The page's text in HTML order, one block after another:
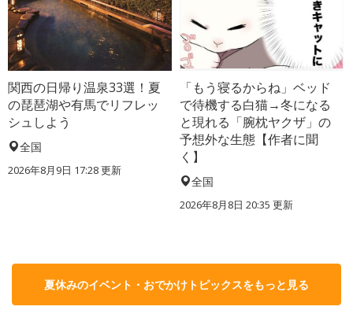
関西の日帰り温泉33選！夏
の琵琶湖や有馬でリフレッ
シュしよう
全国
2026年8月9日 17:28更新
「もう寝るからね」ベッド
で待機する白猫→冬になる
と現れる「腕枕ヤクザ」の
予想外な生態【作者に聞
く】
全国
2026年8月8日 20:35 更新
夏休みのイベント・おでかけトピックスをもっと見る